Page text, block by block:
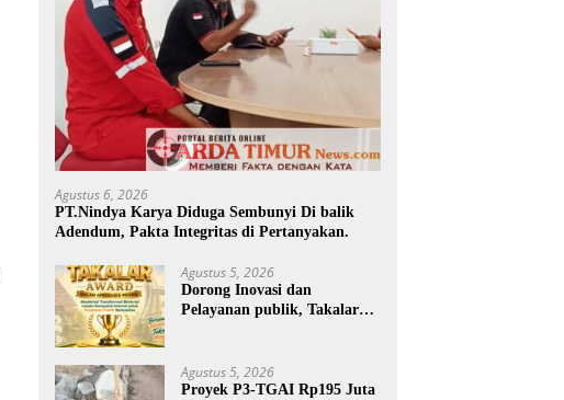
Agustus 6, 2026
PT.Nindya Karya Diduga Sembunyi Di balik
Adendum, Pakta Integritas di Pertanyakan.
Agustus 5, 2026
Dorong Inovasi dan
Pelayanan publik, Takalar
Agustus 5, 2026
Proyek P3-TGAI Rp195 Juta